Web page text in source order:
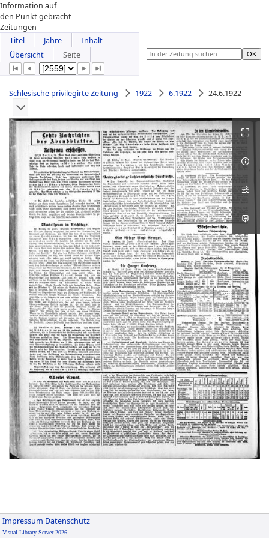
Information auf
den Punkt gebracht
Zeitungen
Titel
Jahre
Inhalt
Übersicht
Seite
Schlesische privilegirte Zeitung 1922 6.1922 24.6.1922
Impressum Datenschutz
Visual Library Server 2026